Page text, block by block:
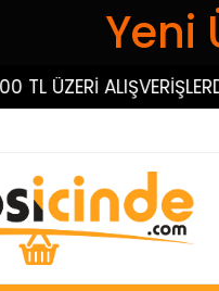
Yeni
ÜZERİ ALIŞVERİŞLERDE